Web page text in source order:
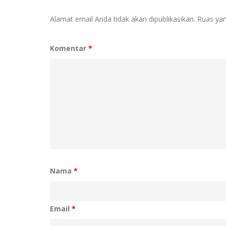
Alamat email Anda tidak akan dipublikasikan. Ruas
Komentar *
Nama *
Email *